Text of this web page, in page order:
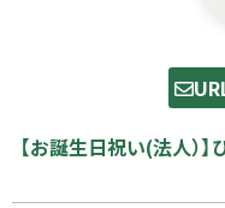
【お誕生日祝い(法人）